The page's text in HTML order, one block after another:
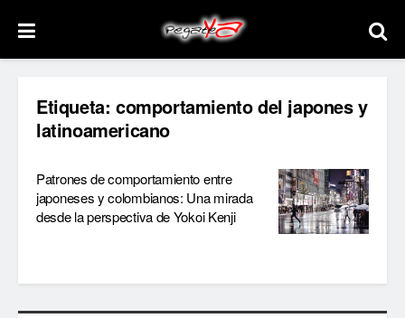
Etiqueta: comportamiento del japones y
latinoamericano
Patrones de comportamiento entre
japoneses y colombianos: Una mirada
desde la perspectiva de Yokoi Kenji